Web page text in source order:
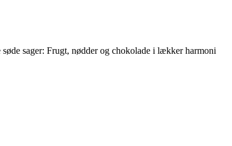
søde sager: Frugt, nødder og chokolade i lækker harmoni